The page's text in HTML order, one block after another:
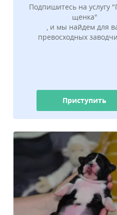
Подпишитесь на услугу
щенка"
, и мы найдем для
превосходных
Приступить